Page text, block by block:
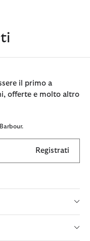
il primo a
offerte e molto altro
Registrati